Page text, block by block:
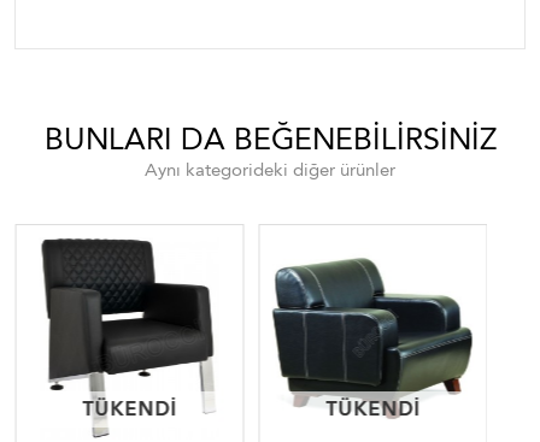
BUNLARI DA BEĞENEBILIRSINIZ
Aynı kategorideki diğer ürünler
TÜKENDI
TÜKENDI TÜKENDI
TÜKENDI